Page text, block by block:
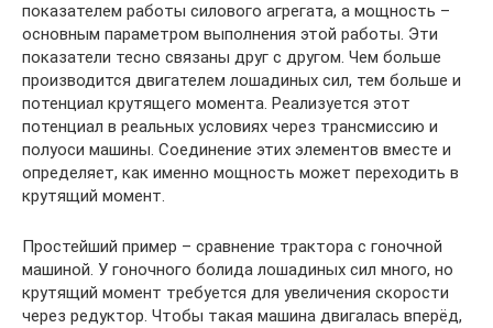
показателем работы силового агрегата, а мощность –
основным параметром выполнения этой работы. Эти
показатели тесно связаны друг с другом. Чем больше
производится двигателем лошадиных сил, тем больше и
потенциал крутящего момента. Реализуется этот
потенциал в реальных условиях через трансмиссию и
полуоси машины. Соединение этих элементов вместе и
определяет, как именно мощность может переходить в
крутящий момент.
Простейший пример – сравнение трактора с гоночной
машиной. У гоночного болида лошадиных сил много, но
крутящий момент требуется для увеличения скорости
через редуктор. Чтобы такая машина двигалась вперёд,